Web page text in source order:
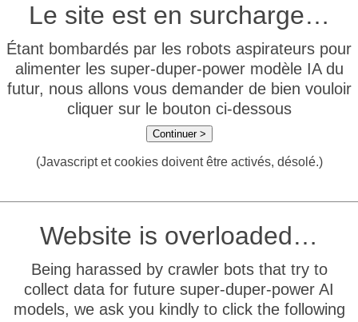
Le site est en surcharge…
Étant bombardés par les robots aspirateurs pour
alimenter les super-duper-power modèle IA du
futur, nous allons vous demander de bien vouloir
cliquer sur le bouton ci-dessous
Continuer >
(Javascript et cookies doivent être activés, désolé.)
Website is overloaded…
Being harassed by crawler bots that try to
collect data for future super-duper-power AI
models, we ask you kindly to click the following